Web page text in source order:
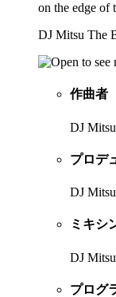
on the edge of
DJ Mitsu The
作曲者
DJ
プロデ
DJ
ミキシ
DJ
プログ